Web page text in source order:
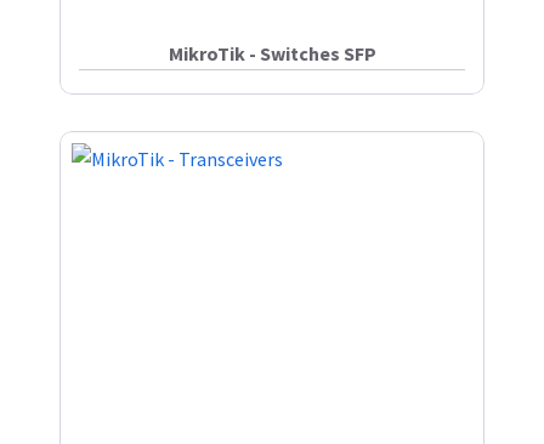
MikroTik - Switches SFP